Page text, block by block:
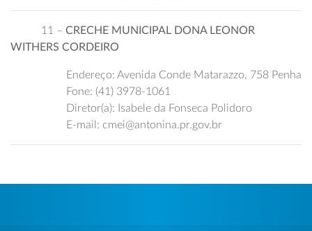
11 – CRECHE MUNICIPAL DONA LEONOR
WITHERS CORDEIRO
Endereço: Avenida Conde Matarazzo, 758 Penha
Fone: (41) 3978-1061
Diretor(a): Isabele da Fonseca Polidoro
E-mail: cmei@antonina.pr.gov.br